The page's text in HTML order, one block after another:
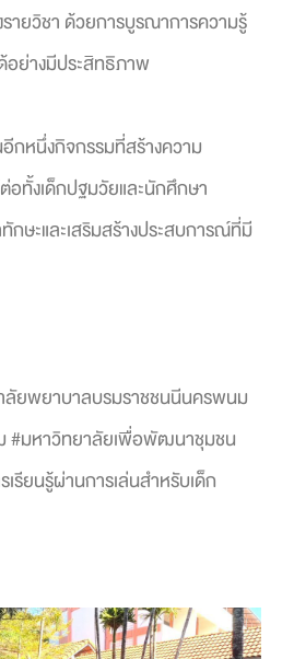
รายวิชา ด้วยการบูรณาการความรู้
อย่างมีประสิทธิภาพ
อีกหนึ่งกิจกรรมที่สร้างความ
อทั้งเด็กปฐมวัยและนักศึกษา
ษะและเสริมสร้างประสบการณ์ที่มี
ลัยพยาบาลบรมราชชนนีนครพนม
#มหาวิทยาลัยเพื่อพัฒนาชุมชน
รียนรู้ผ่านการเล่นสำหรับเด็ก